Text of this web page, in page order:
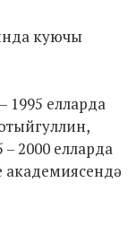
куючы
1995 елларда
2000 елларда
академиясендә